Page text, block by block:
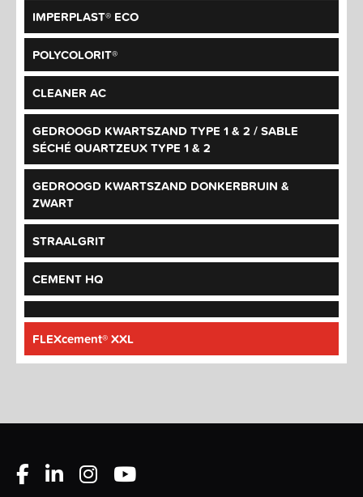
IMPERPLAST® ECO
POLYCOLORIT®
CLEANER AC
GEDROOGD KWARTSZAND TYPE 1 & 2 / SABLE
SÉCHÉ QUARTZEUX TYPE 1 & 2
GEDROOGD KWARTSZAND DONKERBRUIN &
ZWART
STRAALGRIT
CEMENT HQ
FLEXcement® XXL